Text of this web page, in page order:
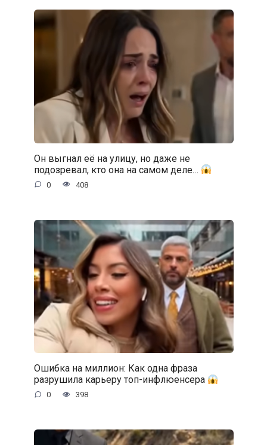
Он выгнал её на улицу, но даже не
подозревал, кто она на самом деле…
0 408
Ошибка на миллион: Как одна фраза
разрушила карьеру топ-инфлюенсера
0 398